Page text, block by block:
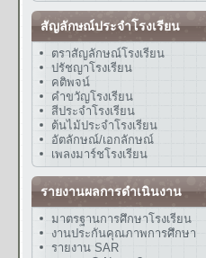
สัญลักษณ์ประจำโรงเรียน
ตราสัญลักษณ์โรงเรียน
ปรัชญาโรงเรียน
คติพจน์
คำขวัญโรงเรียน
สีประจำโรงเรียน
ต้นไม้ประจำโรงเรียน
อัตลักษณ์/เอกลักษณ์
เพลงมาร์ชโรงเรียน
รายงานผลการดำเนินงาน
มาตรฐานการศึกษาโรงเรียน
งานประกันคุณภาพการศึกษา
รายงาน SAR